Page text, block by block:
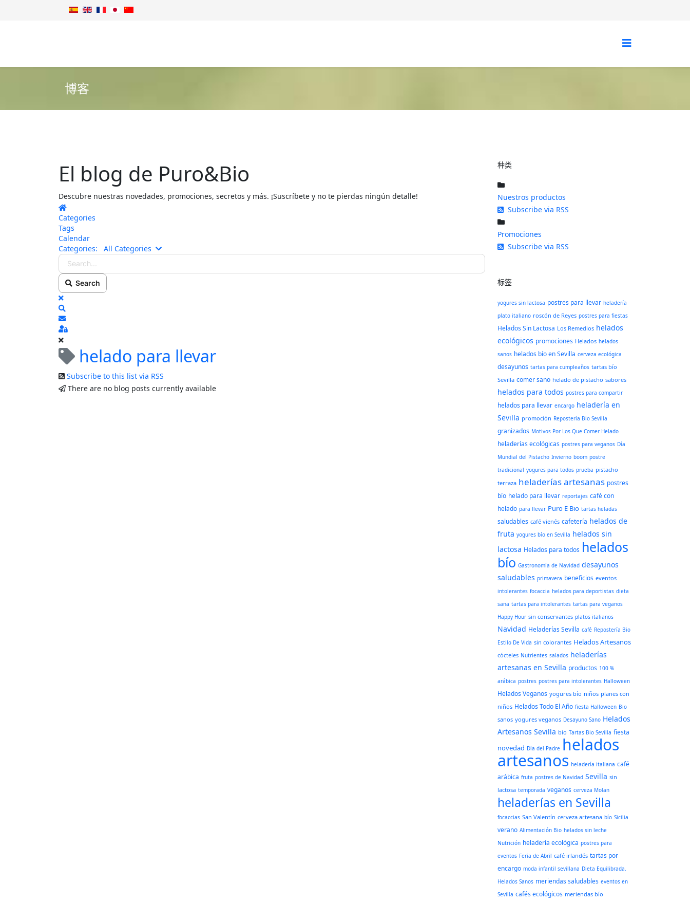
博客
El blog de Puro&Bio
Descubre nuestras novedades, promociones, secretos y más. ¡Suscríbete y no te pierdas ningún detalle!
Home
Categories
Tags
Calendar
Categories:
All Categories Search...
Search
x
Subscribe to blog
Sign In
helado para llevar
Subscribe to this list via RSS
There are no blog posts currently available
种类
Nuestros productos
Subscribe via RSS
Promociones
Subscribe via RSS
标签
yogures sin lactosa postres para llevar heladería
plato italiano roscón de Reyes postres para fiestas
Helados Sin Lactosa Los Remedios helados
ecológicos promociones Helados helados
sanos helados bío en Sevilla cerveza ecológica
desayunos tartas para cumpleaños tartas bío
Sevilla comer sano helado de pistacho sabores
helados para todos postres para compartir
helados para llevar encargo heladería en
Sevilla promoción Repostería Bio Sevilla
granizados Motivos Por Los Que Comer Helado
heladerías ecológicas postres para veganos Día
Mundial del Pistacho Invierno boom postre
tradicional yogures para todos prueba pistacho
terraza heladerías artesanas postres
bío helado para llevar reportajes café con
helado para llevar Puro E Bio tartas heladas
saludables café vienés cafetería helados de
fruta yogures bío en Sevilla helados sin
lactosa Helados para todos helados
bío Gastronomía de Navidad desayunos
saludables primavera beneficios eventos
intolerantes focaccia helados para deportistas dieta
sana tartas para intolerantes tartas para veganos
Happy Hour sin conservantes platos italianos
Navidad Heladerías Sevilla café Repostería Bio
Estilo De Vida sin colorantes Helados Artesanos
cócteles Nutrientes salados heladerías
artesanas en Sevilla productos 100 %
arábica postres postres para intolerantes Halloween
Helados Veganos yogures bío niños planes con
niños Helados Todo El Año fiesta Halloween Bio
sanos yogures veganos Desayuno Sano Helados
Artesanos Sevilla bio Tartas Bio Sevilla fiesta
novedad Día del Padre helados
artesanos heladería italiana café
arábica fruta postres de Navidad Sevilla sin
lactosa temporada veganos cerveza Molan
heladerías en Sevilla
focaccias San Valentín cerveza artesana bío Sicilia
verano Alimentación Bio helados sin leche
Nutrición heladería ecológica postres para
eventos Feria de Abril café irlandés tartas por
encargo moda infantil sevillana Dieta Equilibrada.
Helados Sanos meriendas saludables eventos en
Sevilla cafés ecológicos meriendas bío